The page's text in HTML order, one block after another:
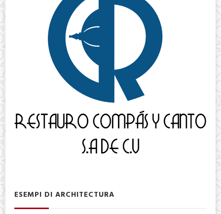
ESEMPI DI ARCHITECTURA